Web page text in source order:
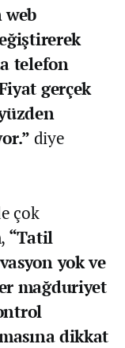
web
telefon
gerçek
diye
çok
“Tatil
yok ve
mağduriyet
dikkat